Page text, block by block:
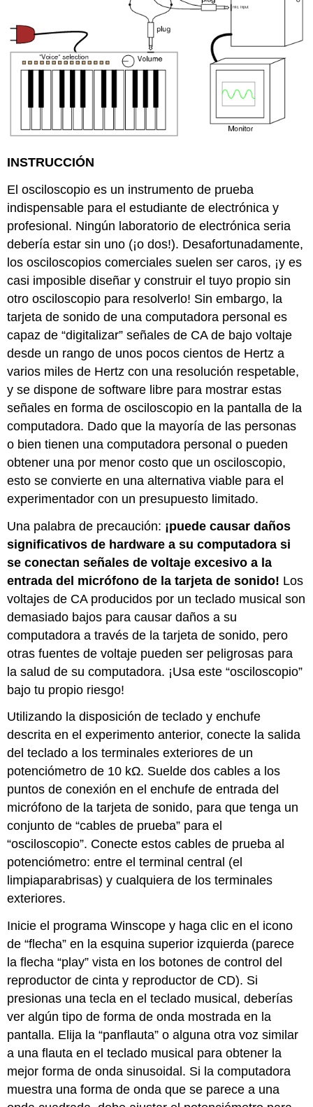
INSTRUCCIÓN
El osciloscopio es un instrumento de prueba
indispensable para el estudiante de electrónica y
profesional. Ningún laboratorio de electrónica seria
debería estar sin uno (¡o dos!). Desafortunadamente,
los osciloscopios comerciales suelen ser caros, ¡y es
casi imposible diseñar y construir el tuyo propio sin
otro osciloscopio para resolverlo! Sin embargo, la
tarjeta de sonido de una computadora personal es
capaz de “digitalizar” señales de CA de bajo voltaje
desde un rango de unos pocos cientos de Hertz a
varios miles de Hertz con una resolución respetable,
y se dispone de software libre para mostrar estas
señales en forma de osciloscopio en la pantalla de la
computadora. Dado que la mayoría de las personas
o bien tienen una computadora personal o pueden
obtener una por menor costo que un osciloscopio,
esto se convierte en una alternativa viable para el
experimentador con un presupuesto limitado.
Una palabra de precaución: ¡puede causar daños
significativos de hardware a su computadora si
se conectan señales de voltaje excesivo a la
entrada del micrófono de la tarjeta de sonido! Los
voltajes de CA producidos por un teclado musical son
demasiado bajos para causar daños a su
computadora a través de la tarjeta de sonido, pero
otras fuentes de voltaje pueden ser peligrosas para
la salud de su computadora. ¡Usa este “osciloscopio”
bajo tu propio riesgo!
Utilizando la disposición de teclado y enchufe
descrita en el experimento anterior, conecte la salida
del teclado a los terminales exteriores de un
potenciómetro de 10 kΩ. Suelde dos cables a los
puntos de conexión en el enchufe de entrada del
micrófono de la tarjeta de sonido, para que tenga un
conjunto de “cables de prueba” para el
“osciloscopio”. Conecte estos cables de prueba al
potenciómetro: entre el terminal central (el
limpiaparabrisas) y cualquiera de los terminales
exteriores.
Inicie el programa Winscope y haga clic en el icono
de “flecha” en la esquina superior izquierda (parece
la flecha “play” vista en los botones de control del
reproductor de cinta y reproductor de CD). Si
presionas una tecla en el teclado musical, deberías
ver algún tipo de forma de onda mostrada en la
pantalla. Elija la “panflauta” o alguna otra voz similar
a una flauta en el teclado musical para obtener la
mejor forma de onda sinusoidal. Si la computadora
muestra una forma de onda que se parece a una